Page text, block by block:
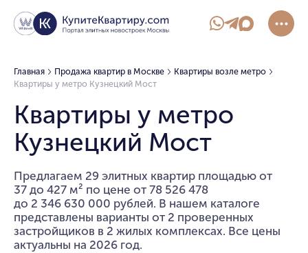
Главная Продажа квартир в Москве
Квартиры возле метро
Квартиры у метро Кузнецкий Мост
Квартиры у метро
Кузнецкий Мост
Предлагаем 29 элитных квартир площадью от
37 до 427 м² по цене от 78 526 478
до 2 346 630 000 рублей. В нашем каталоге
представлены варианты от 2 проверенных
застройщиков в 2 жилых комплексах. Все цены
актуальны на 2026 год.